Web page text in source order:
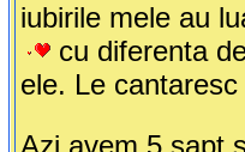
iubirile mele au
cu diferenta
ele. Le